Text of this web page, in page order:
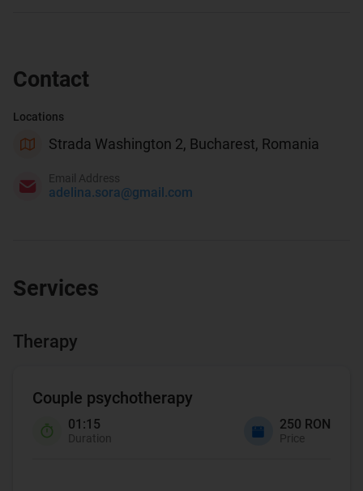
Contact
Locations
Strada Washington 2, Bucharest, Romania
adelina.sora@gmail.com
Email Address
Services
Therapy
Couple psychotherapy
01:15
Duration
250 RON
Price